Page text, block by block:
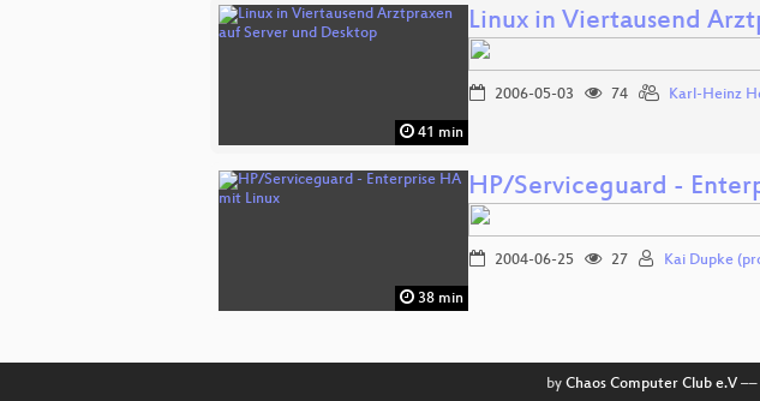
41 min
Linux in Viertausend
2006-05-03 74 Karl-Heinz
38 min
HP/Serviceguard -
2004-06-25 27 Kai Dupke
by Chaos Computer Club e.V ––